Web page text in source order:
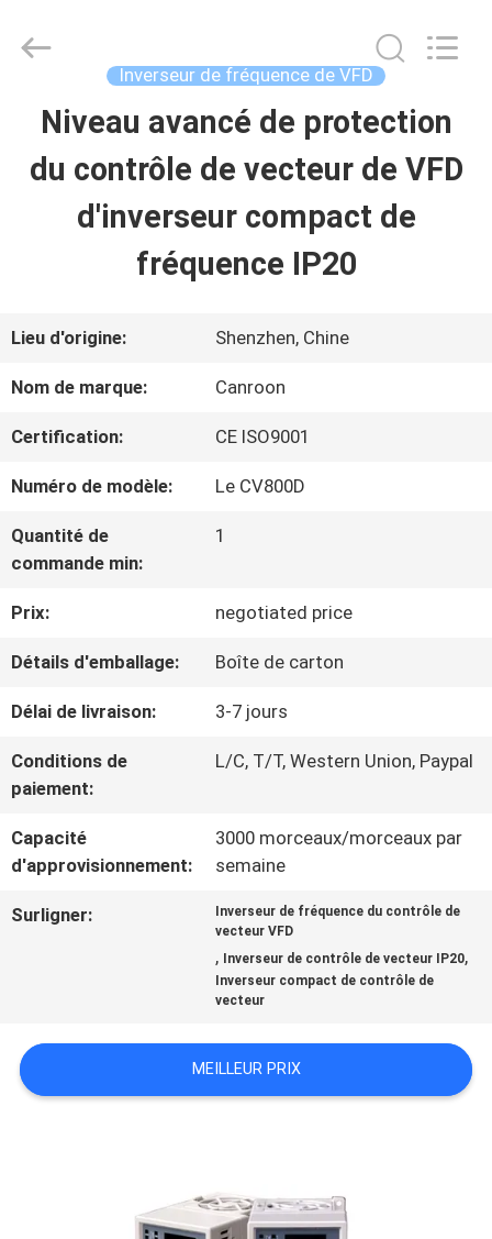
APERÇU
PRODUITS
PROPOS
DE
NOUS
VISITE
D'USINE
CONTRÔLE
DE
LA
QUALITÉ
CONTACT
DEMANDE
PLAN
Electrical
Reserved.
Inverseur de fréquence de VFD
Niveau avancé de protection
du contrôle de vecteur de VFD
d'inverseur compact de
fréquence IP20
Lieu d'origine: Shenzhen, Chine
Nom de marque: Canroon
Certification: CE ISO9001
Numéro de modèle: Le CV800D
Quantité de
commande min:
1
Prix: negotiated price
Détails d'emballage: Boîte de carton
Délai de livraison: 3-7 jours
Conditions de
paiement:
L/C, T/T, Western Union, Paypal
Capacité
d'approvisionnement:
3000 morceaux/morceaux par
semaine
Surligner:
Inverseur de fréquence du contrôle de
vecteur VFD
, Inverseur de contrôle de vecteur IP20,
Inverseur compact de contrôle de
vecteur
MEILLEUR PRIX